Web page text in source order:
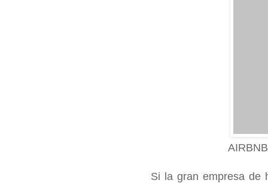
Si la gran empresa de